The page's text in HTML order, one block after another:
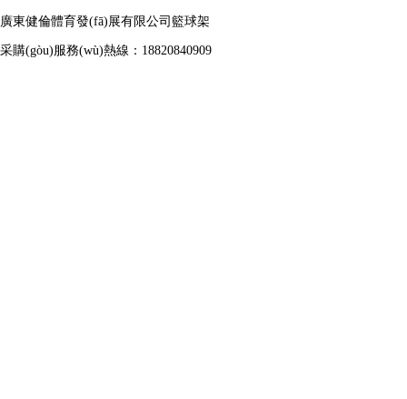
廣東健倫體育發(fā)展有限公司籃球架
采購(gòu)服務(wù)熱線：18820840909